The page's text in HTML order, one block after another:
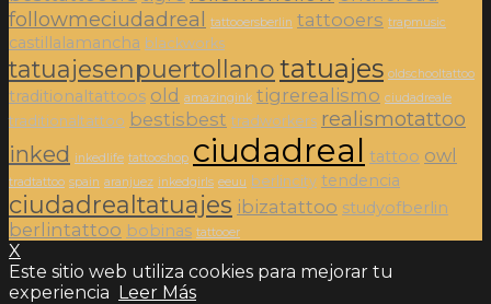
followmeciudadreal tattooersberlin tattooers trapmusic
castillalamancha blackworks
tatuajesenpuertollanotatuajes oldschooltattoo
traditionaltattoos old amazingink tigrerealismo ciudadreale
traditionaltattoo bestisbest tradworkers realismotattoo
inked inkedlife tattooshop ciudadreal tattoo owl
tradtattoo spain aranjuez inkedgirls eeuu berlincity tendencia
ciudadrealtatuajes ibizatattoo studyofberlin
berlintattoo bobinas tattooer
X
Este sitio web utiliza cookies para mejorar tu
experiencia Leer Más